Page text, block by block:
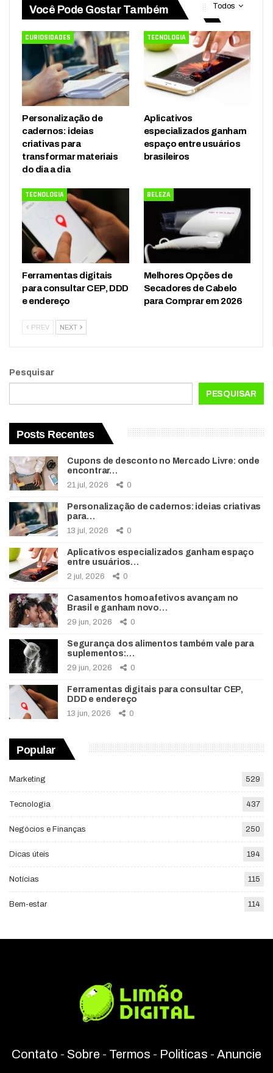
Todos
Você Pode Gostar Também
CURIOSIDADES
Personalização de
cadernos: ideias
criativas para
transformar materiais
do dia a dia
TECNOLOGIA
Aplicativos
especializados ganham
espaço entre usuários
brasileiros
TECNOLOGIA
Ferramentas digitais
para consultar CEP, DDD
e endereço
BELEZA
Melhores Opções de
Secadores de Cabelo
para Comprar em 2026
PREV NEXT
Pesquisar
PESQUISAR
Posts Recentes
Cupons de desconto no Mercado Livre: onde
encontrar…
21 jul, 2026 0
Personalização de cadernos: ideias criativas
para…
13 jul, 2026 0
Aplicativos especializados ganham espaço
entre usuários…
2 jul, 2026 0
Casamentos homoafetivos avançam no
Brasil e ganham novo…
29 jun, 2026 0
Segurança dos alimentos também vale para
suplementos:…
29 jun, 2026 0
Ferramentas digitais para consultar CEP,
DDD e endereço
13 jun, 2026 0
Popular
Marketing 529
Tecnologia 437
Negócios e Finanças 250
Dicas úteis 194
Notícias 115
Bem-estar 114
Contato - Sobre - Termos - Politicas - Anuncie